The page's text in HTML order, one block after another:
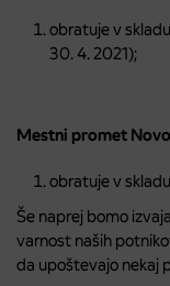
obratuje v skladu
30. 4. 2021);
Mestni promet
obratuje v skladu
Še naprej bomo
varnost naših
da upoštevajo nekaj